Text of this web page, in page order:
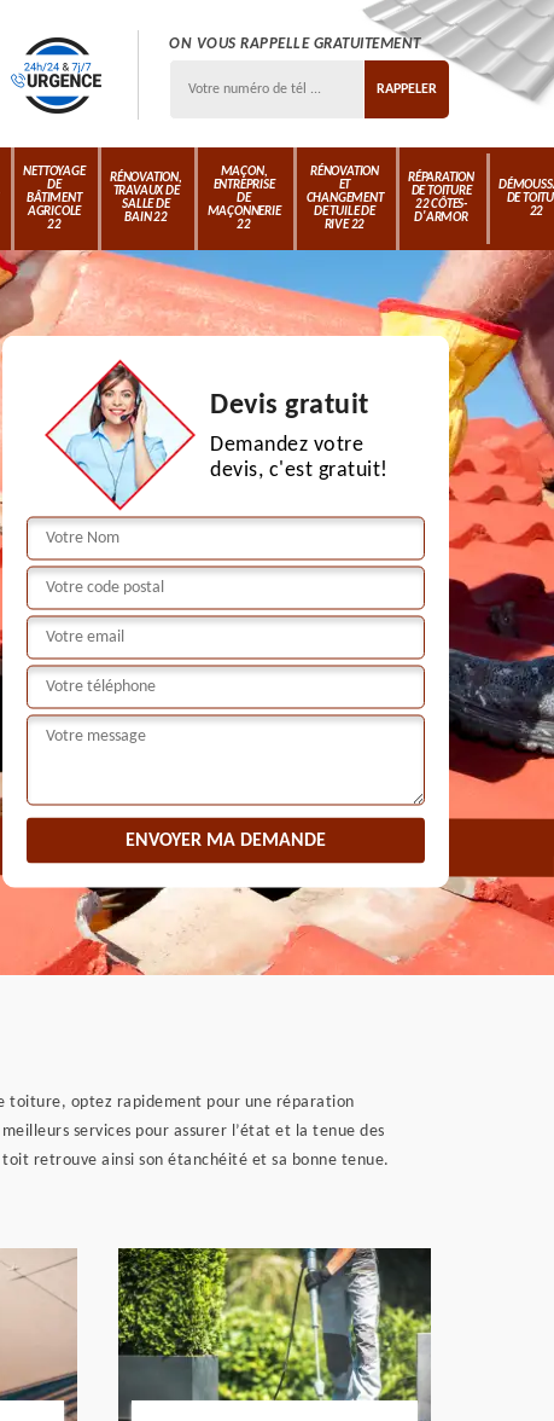
ON VOUS RAPPELLE GRATUITEMENT
NETTOYAGE
DE
BÂTIMENT
AGRICOLE
22
RÉNOVATION,
TRAVAUX DE
SALLE DE
BAIN 22
MAÇON,
ENTREPRISE
DE
MAÇONNERIE
22
RÉNOVATION
ET
CHANGEMENT
DE TUILE DE
RIVE 22
RÉPARATION
DE TOITURE
22 CÔTES-
D'ARMOR
DE
22
Devis gratuit
Demandez votre
devis, c'est gratuit!
toiture, optez rapidement pour une réparation
services pour assurer l’état et la tenue des
retrouve ainsi son étanchéité et sa bonne tenue.